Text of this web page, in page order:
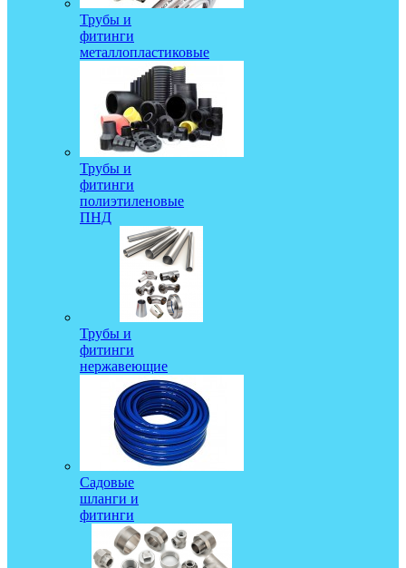
Трубы и
фитинги
металлопластиковые
Трубы и
фитинги
полиэтиленовые
ПНД
Трубы и
фитинги
нержавеющие
Садовые
шланги и
фитинги